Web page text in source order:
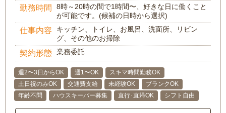
勤務時間
8時～20時の間で1時間〜、好きな日に働くこと
が可能です。(候補の日時から選択)
仕事内容
キッチン、トイレ、お風呂、洗面所、リビン
グ、その他のお掃除
契約形態 業務委託
週2〜3日からOK 週1〜OK
スキマ時間勤務OK
土日祝のみOK
交通費支給 未経験OK
ブランクOK
年齢不問
ハウスキーパー募集 直行･直帰OK シフト自由